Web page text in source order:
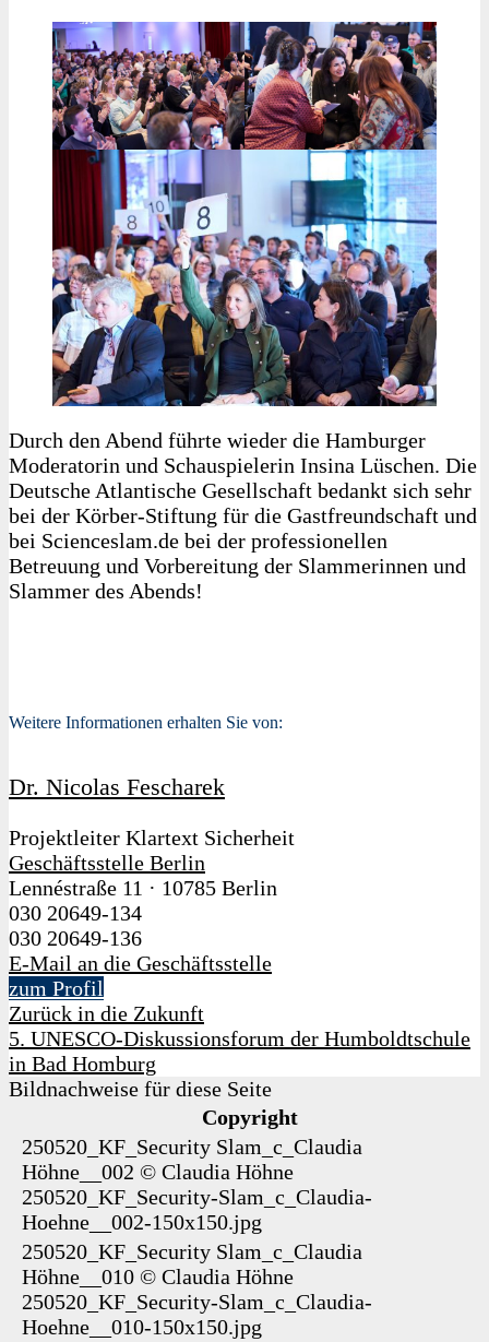
Durch den Abend führte wieder die Hamburger
Moderatorin und Schauspielerin Insina Lüschen. Die
Deutsche Atlantische Gesellschaft bedankt sich sehr
bei der Körber-Stiftung für die Gastfreundschaft und
bei Scienceslam.de bei der professionellen
Betreuung und Vorbereitung der Slammerinnen und
Slammer des Abends!
Weitere Informationen erhalten Sie von:
Dr. Nicolas Fescharek
Projektleiter Klartext Sicherheit
Geschäftsstelle Berlin
Lennéstraße 11 · 10785 Berlin
030 20649-134
030 20649-136
E-Mail an die Geschäftsstelle
zum Profil
Zurück in die Zukunft
5. UNESCO-Diskussionsforum der Humboldtschule
in Bad Homburg
Bildnachweise für diese Seite
Copyright
250520_KF_Security Slam_c_Claudia
Höhne__002 © Claudia Höhne
250520_KF_Security-Slam_c_Claudia-
Hoehne__002-150x150.jpg
250520_KF_Security Slam_c_Claudia
Höhne__010 © Claudia Höhne
250520_KF_Security-Slam_c_Claudia-
Hoehne__010-150x150.jpg